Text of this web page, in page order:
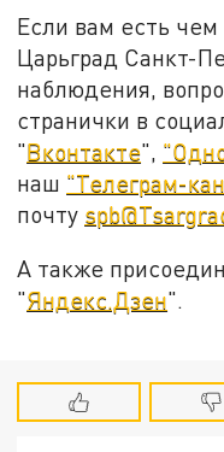
Если вам есть
Царьград Санкт-
наблюдения,
странички в
"Вконтакте",
наш "Телеграм-
почту
А также
"Яндекс.Дзен".